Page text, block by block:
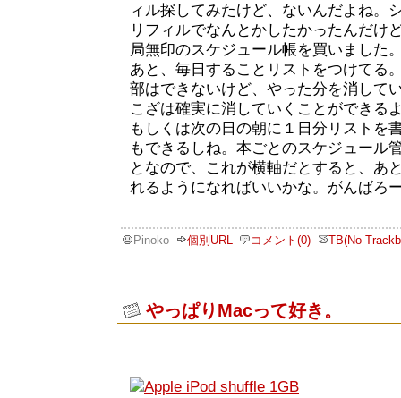
ィル探してみたけど、ないんだよね。
リフィルでなんとかしたかったんだけ
局無印のスケジュール帳を買いました
あと、毎日することリストをつけてる
部はできないけど、やった分を消して
こざは確実に消していくことができる
もしくは次の日の朝に１日分リストを
もできるしね。本ごとのスケジュール
となので、これが横軸だとすると、あ
れるようになればいいかな。がんばろ
Pinoko 個別URL コメント(0) TB(No
やっぱりMacって好き。